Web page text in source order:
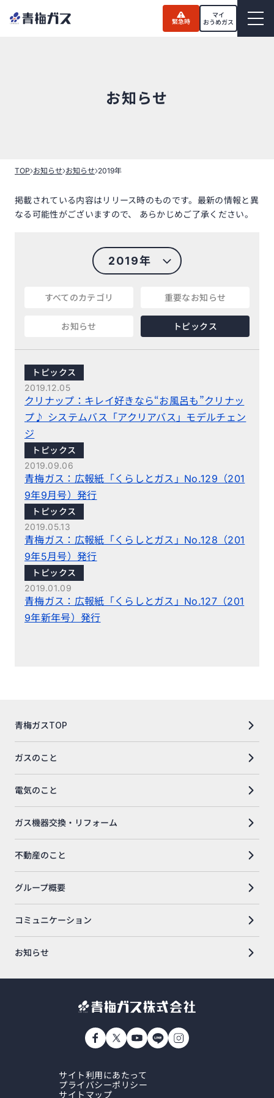
the
緊急時
マイ
おうめガス
お知らせ
TOP お知らせ お知らせ 2019年
掲載されている内容はリリース時のものです。最新の情報と異
なる可能性がございますので、 あらかじめご了承ください。
すべてのカテゴリ 重要なお知らせ
お知らせ トピックス
トピックス
2019.12.05
クリナップ：キレイ好きなら“お風呂も”クリナッ
プ♪ システムバス「アクリアバス」モデルチェン
ジ
トピックス
2019.09.06
青梅ガス：広報紙「くらしとガス」No.129（201
9年9月号）発行
トピックス
2019.05.13
青梅ガス：広報紙「くらしとガス」No.128（201
9年5月号）発行
トピックス
2019.01.09
青梅ガス：広報紙「くらしとガス」No.127（201
9年新年号）発行
青梅ガスTOP
ガスのこと
電気のこと
ガス機器交換・リフォーム
不動産のこと
グループ概要
コミュニケーション
お知らせ
サイト利用にあたって
プライバシーポリシー
サイトマップ